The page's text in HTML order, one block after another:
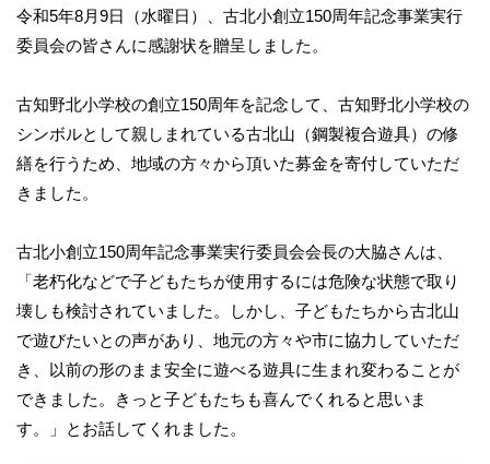
令和5年8月9日（水曜日）、古北小創立150周年記念事業実行
委員会の皆さんに感謝状を贈呈しました。
古知野北小学校の創立150周年を記念して、古知野北小学校の
シンボルとして親しまれている古北山（鋼製複合遊具）の修
繕を行うため、地域の方々から頂いた募金を寄付していただ
きました。
古北小創立150周年記念事業実行委員会会長の大脇さんは、
「老朽化などで子どもたちが使用するには危険な状態で取り
壊しも検討されていました。しかし、子どもたちから古北山
で遊びたいとの声があり、地元の方々や市に協力していただ
き、以前の形のまま安全に遊べる遊具に生まれ変わることが
できました。きっと子どもたちも喜んでくれると思いま
す。」とお話してくれました。